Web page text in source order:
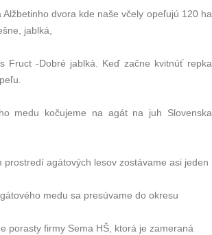
dvora kde naše včely opeľujú 120 ha
jablká,
Fruct -Dobré jablká. Keď začne kvitnúť repka
medu kočujeme na agát na juh Slovenska
prostredí agátových lesov zostávame asi jeden
medu sa presúvame do okresu
porasty firmy Sema HŠ, ktorá je zameraná